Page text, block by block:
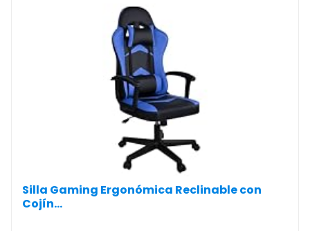
Silla Gaming Ergonómica Reclinable con
Cojín...